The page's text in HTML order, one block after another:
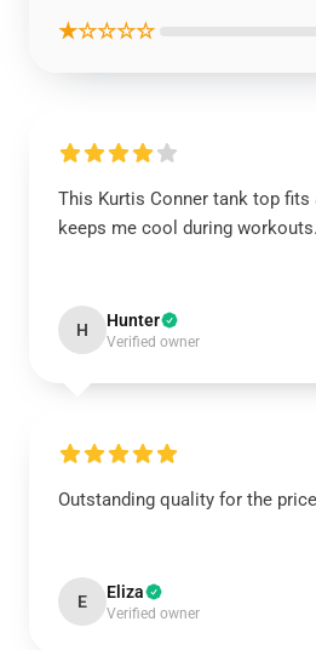
★☆☆☆☆
This Kurtis Conner tank top fits
keeps me cool during workouts.
H Hunter
Verified owner
Outstanding quality for the
E Eliza
Verified owner